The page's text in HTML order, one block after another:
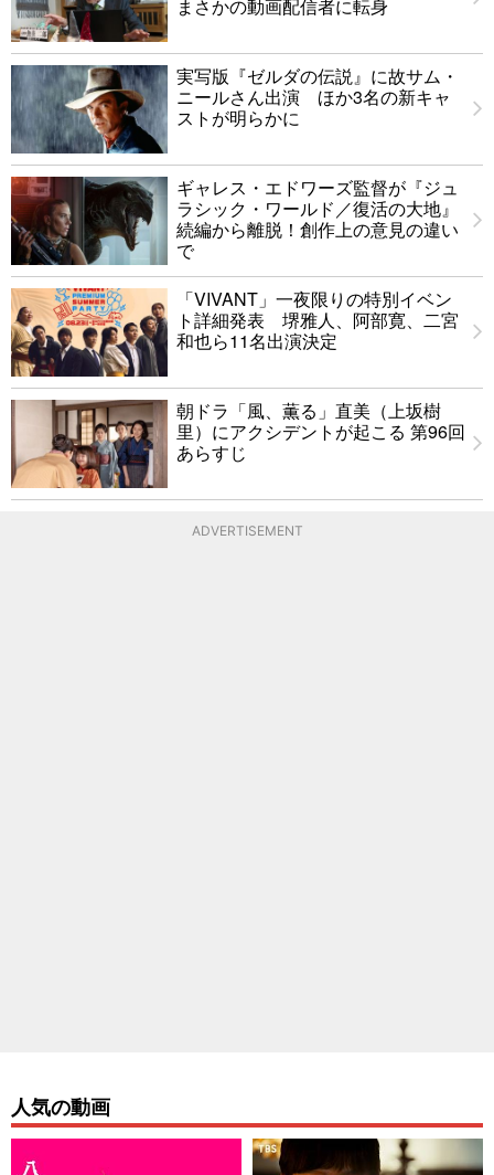
まさかの動画配信者に転身
実写版『ゼルダの伝説』に故サム・
ニールさん出演 ほか3名の新キャ
ストが明らかに
ギャレス・エドワーズ監督が『ジュ
ラシック・ワールド／復活の大地』
続編から離脱！創作上の意見の違い
で
「VIVANT」一夜限りの特別イベン
ト詳細発表 堺雅人、阿部寛、二宮
和也ら11名出演決定
朝ドラ「風、薫る」直美（上坂樹
里）にアクシデントが起こる 第96回
あらすじ
ADVERTISEMENT
人気の動画